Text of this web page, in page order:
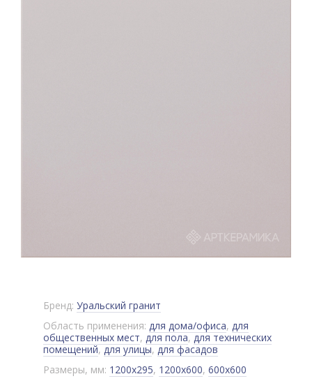
Бренд: Уральский гранит
Область применения: для дома/офиса, для
общественных мест, для пола,для технических
помещений,для улицы,для фасадов
Размеры, мм: 1200x295, 1200x600, 600x600